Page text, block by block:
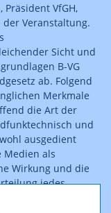
Präsident VfGH,
der Veranstaltung.
Sicht und
B-VG
ab. Folgend
Merkmale
die Art der
und
ausgedient
Medien als
Wirkung und die
jedes